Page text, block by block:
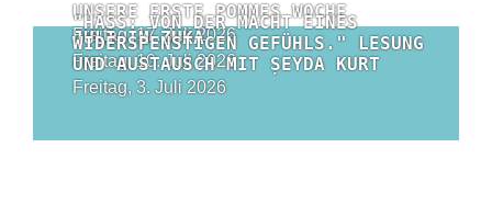
UNSERE ERSTE POMMES WOCHE
Freitag, 17. Juli 2026
JULI IM ZUKA
Freitag, 10. Juli 2026
"HASS: VON DER MACHT EINES
WIDERSPENSTIGEN GEFÜHLS." LESUNG
UND AUSTAUSCH MIT ȘEYDA KURT
Freitag, 3. Juli 2026